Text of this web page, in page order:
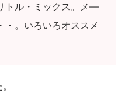
トル・ミックス。メ―
・。いろいろオススメ